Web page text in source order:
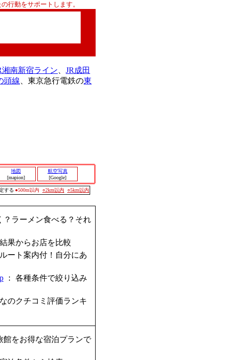
行動をサポートします。
湘南新宿ライン
JR成田
頭線 、東京急行電鉄の東
地図
[mapion]
航空写真
[Google]
する ●500m以内 ○2km以内 ○5km以内
？ラーメン食べる？それ
果からお店を比較
ート案内付！自分にあ
： 各種条件で絞り込み
のクチコミ評価ランキ
館をお得な宿泊プランで